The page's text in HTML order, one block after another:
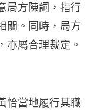
局方陳詞，指行
關。同時，局方
亦屬合理裁定。
恰當地履行其職